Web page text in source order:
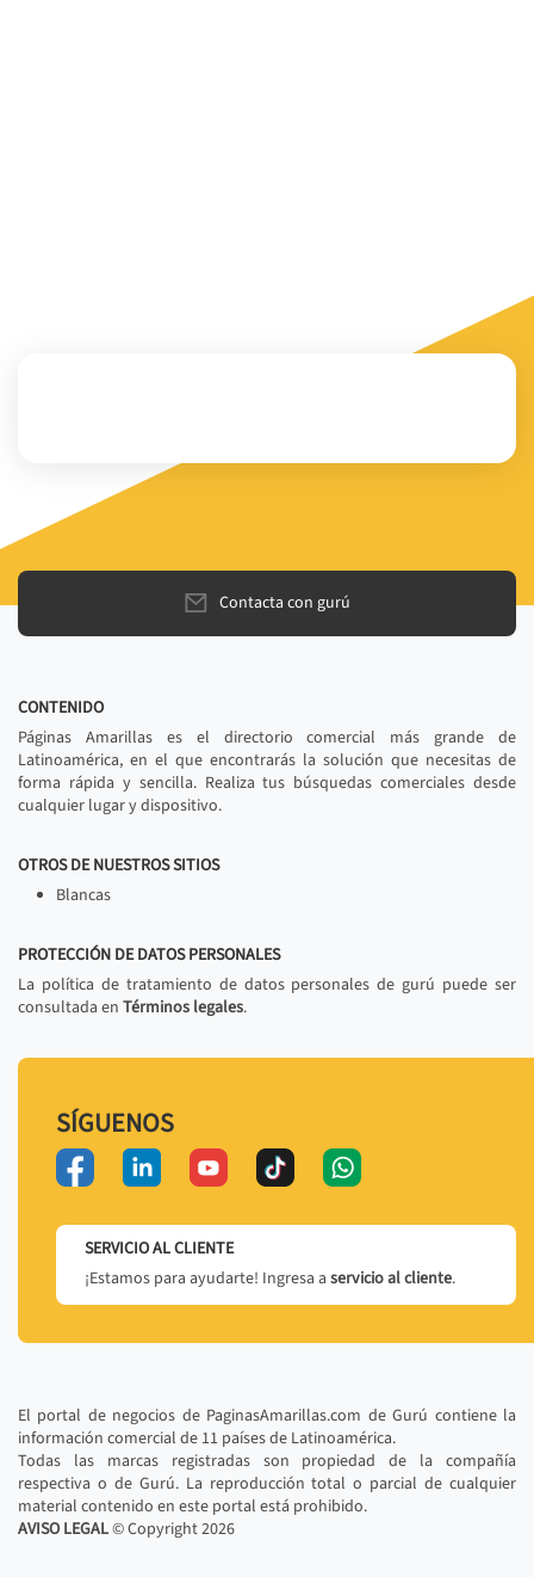
Contacta con gurú
CONTENIDO
Páginas Amarillas es el directorio comercial más grande de
Latinoamérica, en el que encontrarás la solución que necesitas de
forma rápida y sencilla. Realiza tus búsquedas comerciales desde
cualquier lugar y dispositivo.
OTROS DE NUESTROS SITIOS
Blancas
PROTECCIÓN DE DATOS PERSONALES
La política de tratamiento de datos personales de gurú puede ser
consultada en Términos legales.
SÍGUENOS
SERVICIO AL CLIENTE
¡Estamos para ayudarte! Ingresa a servicio al cliente.
El portal de negocios de PaginasAmarillas.com de Gurú contiene la
información comercial de 11 países de Latinoamérica.
Todas las marcas registradas son propiedad de la compañía
respectiva o de Gurú. La reproducción total o parcial de cualquier
material contenido en este portal está prohibido.
AVISO LEGAL© Copyright2026